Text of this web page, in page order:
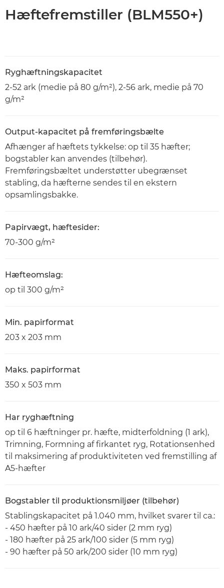
Hæftefremstiller (BLM550+)
Ryghæftningskapacitet
2-52 ark (medie på 80 g/m²), 2-56 ark, medie på 70
g/m²
Output-kapacitet på fremføringsbælte
Afhænger af hæftets tykkelse: op til 35 hæfter;
bogstabler kan anvendes (tilbehør).
Fremføringsbæltet understøtter ubegrænset
stabling, da hæfterne sendes til en ekstern
opsamlingsbakke.
Papirvægt, hæftesider:
70-300 g/m²
Hæfteomslag:
op til 300 g/m²
Min. papirformat
203 x 203 mm
Maks. papirformat
350 x 503 mm
Har ryghæftning
op til 6 hæftninger pr. hæfte, midterfoldning (1 ark),
Trimning, Formning af firkantet ryg, Rotationsenhed
til maksimering af produktiviteten ved fremstilling af
A5-hæfter
Bogstabler til produktionsmiljøer (tilbehør)
Stablingskapacitet på 1.040 mm, hvilket svarer til ca.:
- 450 hæfter på 10 ark/40 sider (2 mm ryg)
- 180 hæfter på 25 ark/100 sider (5 mm ryg)
- 90 hæfter på 50 ark/200 sider (10 mm ryg)